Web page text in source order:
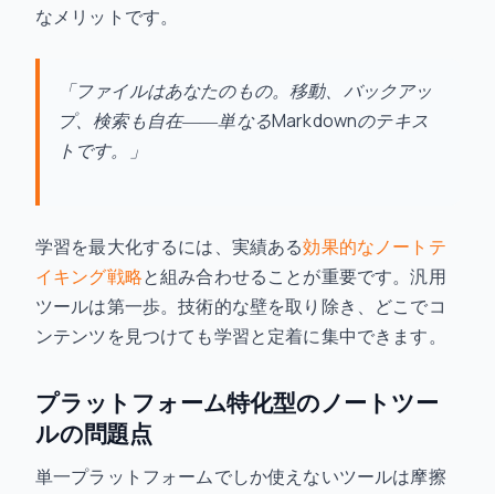
なメリットです。
「ファイルはあなたのもの。移動、バックアッ
プ、検索も自在――単なるMarkdownのテキス
トです。」
学習を最大化するには、実績ある効果的なノートテ
イキング戦略と組み合わせることが重要です。汎用
ツールは第一歩。技術的な壁を取り除き、どこでコ
ンテンツを見つけても学習と定着に集中できます。
プラットフォーム特化型のノートツー
ルの問題点
単一プラットフォームでしか使えないツールは摩擦